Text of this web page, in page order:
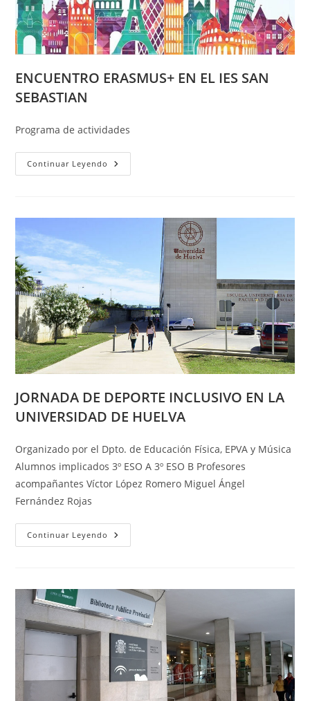
DEL
SISTEMA
DE
PROTECCIÓN
ENCUENTRO ERASMUS+ EN EL IES SAN
SEBASTIAN
Programa de actividades
Continuar Leyendo ENCUENTRO
ERASMUS+
SEBASTIAN
JORNADA DE DEPORTE INCLUSIVO EN LA
UNIVERSIDAD DE HUELVA
Organizado por el Dpto. de Educación Física, EPVA y Música
Alumnos implicados 3º ESO A 3º ESO B Profesores
acompañantes Víctor López Romero Miguel Ángel
Fernández Rojas
Continuar Leyendo JORNADA
DE
UNIVERSIDAD
DE
HUELVA